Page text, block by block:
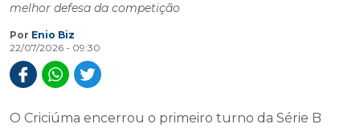
melhor defesa da competição
Por Enio Biz
22/07/2026 - 09:30
O Criciúma encerrou o primeiro turno da Série B